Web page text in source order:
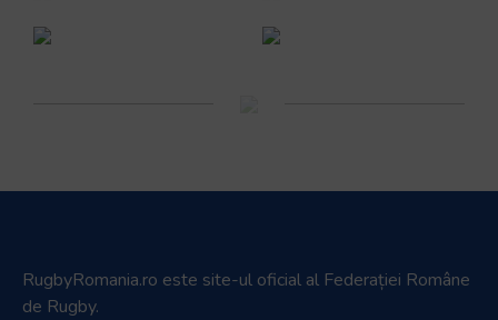
RugbyRomania.ro este site-ul oficial al Federației Române
de Rugby.